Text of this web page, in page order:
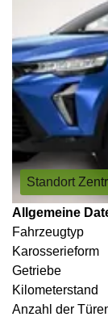
Standort
Allgemeine
Fahrzeugtyp
Karosserieform
Getriebe
Kilometerstand
Anzahl der